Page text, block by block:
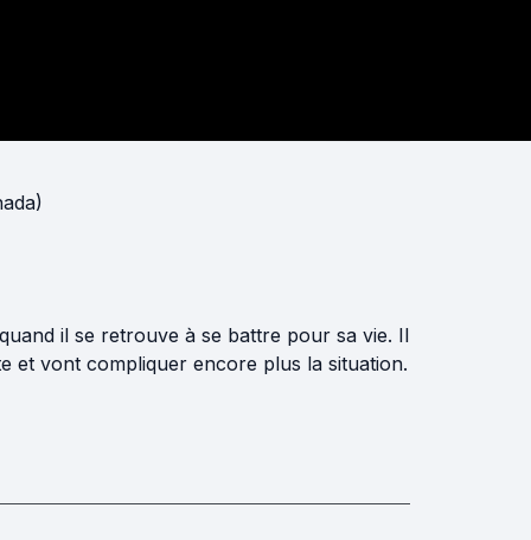
il se retrouve à se battre pour sa vie. Il
et vont compliquer encore plus la situation.